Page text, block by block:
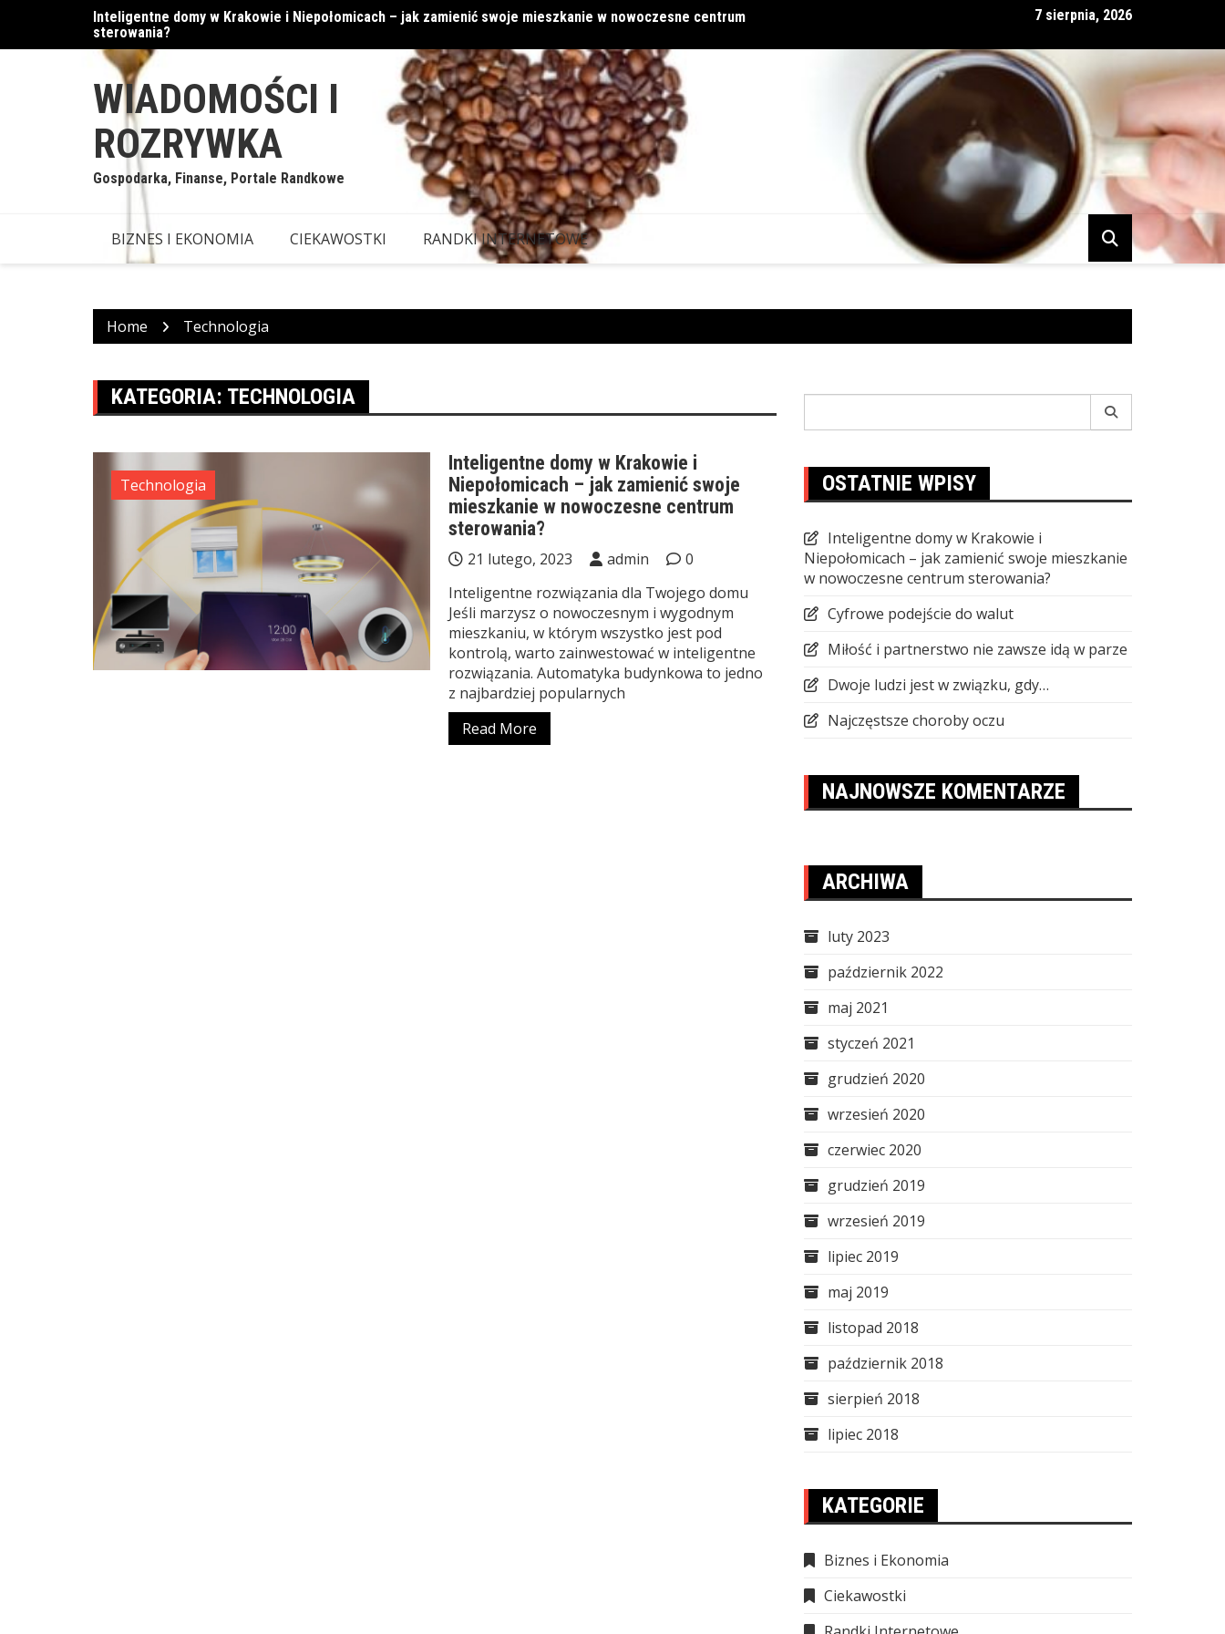
content
Inteligentne domy w Krakowie i Niepołomicach – jak zamienić swoje mieszkanie w nowoczesne centrum
sterowania?
Cyfrowe podejście do walut Miłość i partnerstwo nie zawsze idą w parze7 sierpnia, 2026
WIADOMOŚCI I
ROZRYWKA
Gospodarka, Finanse, Portale Randkowe
BIZNES I EKONOMIA CIEKAWOSTKI RANDKI INTERNETOWE
Home Technologia
KATEGORIA: TECHNOLOGIA
Technologia
Inteligentne domy w Krakowie i
Niepołomicach – jak zamienić swoje
mieszkanie w nowoczesne centrum
sterowania?
21 lutego, 2023 admin
0
Inteligentne rozwiązania dla Twojego domu
Jeśli marzysz o nowoczesnym i wygodnym
mieszkaniu, w którym wszystko jest pod
kontrolą, warto zainwestować w inteligentne
rozwiązania. Automatyka budynkowa to jedno
z najbardziej popularnych
Read More
OSTATNIE WPISY
Inteligentne domy w Krakowie i
Niepołomicach – jak zamienić swoje mieszkanie
w nowoczesne centrum sterowania?
Cyfrowe podejście do walut
Miłość i partnerstwo nie zawsze idą w parze
Dwoje ludzi jest w związku, gdy…
Najczęstsze choroby oczu
NAJNOWSZE KOMENTARZE
ARCHIWA
luty 2023
październik 2022
maj 2021
styczeń 2021
grudzień 2020
wrzesień 2020
czerwiec 2020
grudzień 2019
wrzesień 2019
lipiec 2019
maj 2019
listopad 2018
październik 2018
sierpień 2018
lipiec 2018
KATEGORIE
Biznes i Ekonomia
Ciekawostki